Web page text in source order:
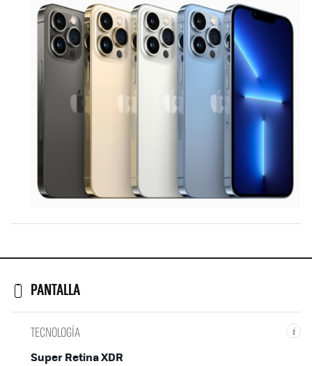
PANTALLA
i
TECNOLOGÍA
Super Retina XDR